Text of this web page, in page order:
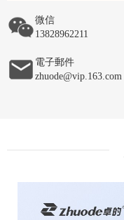
微信
13828962211
電子郵件
zhuode@vip.163.com